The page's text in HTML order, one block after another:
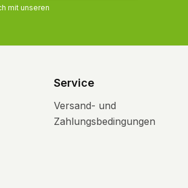
mit unseren
Service
Versand- und
Zahlungsbedingungen